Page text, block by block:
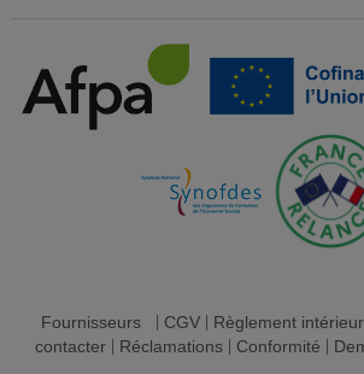
Fournisseurs| CGV| Règlement
contacter| Réclamations| Conformité